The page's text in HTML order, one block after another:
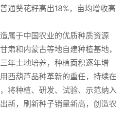
通葵花籽高出18%，亩均增收高
属于中国农业的优质种质资源
肃和内蒙古等地自建种植基地，
年土地培养，种植面积逐年增
西葫芦品种革新的重任，持续在
将种植、研发、试验、示范纳入
新，刷新种子销量新高，创造农